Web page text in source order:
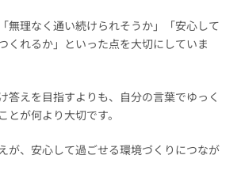
無理なく通い続けられそうか」「安心して
くれるか」といった点を大切にしていま
答えを目指すよりも、自分の言葉でゆっく
とが何より大切です。
が、安心して過ごせる環境づくりにつなが